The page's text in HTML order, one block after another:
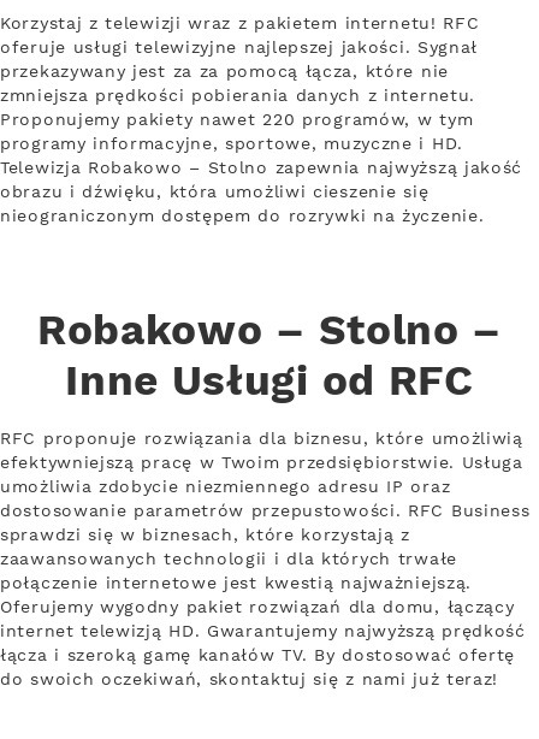
Korzystaj z telewizji wraz z pakietem internetu! RFC
oferuje usługi telewizyjne najlepszej jakości. Sygnał
przekazywany jest za za pomocą łącza, które nie
zmniejsza prędkości pobierania danych z internetu.
Proponujemy pakiety nawet 220 programów, w tym
programy informacyjne, sportowe, muzyczne i HD.
Telewizja Robakowo – Stolno zapewnia najwyższą jakość
obrazu i dźwięku, która umożliwi cieszenie się
nieograniczonym dostępem do rozrywki na życzenie.
Robakowo – Stolno –
Inne Usługi od RFC
RFC proponuje rozwiązania dla biznesu, które umożliwią
efektywniejszą pracę w Twoim przedsiębiorstwie. Usługa
umożliwia zdobycie niezmiennego adresu IP oraz
dostosowanie parametrów przepustowości. RFC Business
sprawdzi się w biznesach, które korzystają z
zaawansowanych technologii i dla których trwałe
połączenie internetowe jest kwestią najważniejszą.
Oferujemy wygodny pakiet rozwiązań dla domu, łączący
internet telewizją HD. Gwarantujemy najwyższą prędkość
łącza i szeroką gamę kanałów TV. By dostosować ofertę
do swoich oczekiwań, skontaktuj się z nami już teraz!